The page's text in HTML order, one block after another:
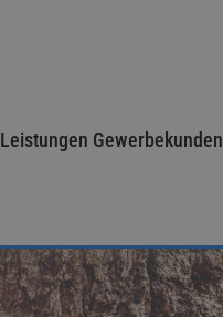
Leistungen Gewerbekunden